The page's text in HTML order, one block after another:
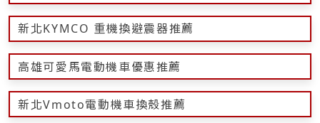
新北KYMCO 重機換避震器推薦
高雄可愛馬電動機車優惠推薦
新北Vmoto電動機車換殼推薦